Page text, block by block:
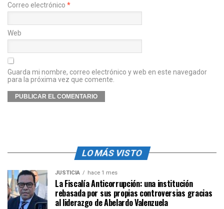
Correo electrónico *
Web
Guarda mi nombre, correo electrónico y web en este navegador
para la próxima vez que comente.
LO MÁS VISTO
JUSTICIA hace 1 mes
La Fiscalía Anticorrupción: una institución
rebasada por sus propias controversias gracias
al liderazgo de Abelardo Valenzuela